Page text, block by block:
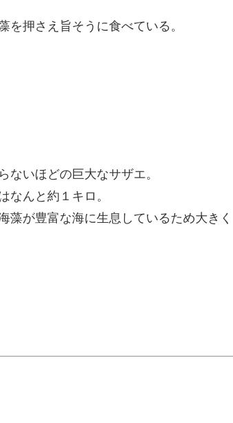
を押さえ旨そうに食べている。
ないほどの巨大なサザエ。
なんと約１キロ。
藻が豊富な海に生息しているため大きく